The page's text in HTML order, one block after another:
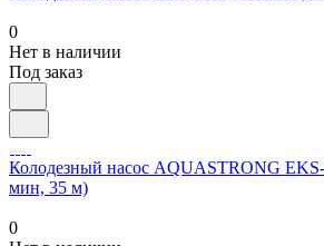
0
Нет в наличии
Под заказ
Колодезный насос AQUASTRONG
мин, 35 м)
0